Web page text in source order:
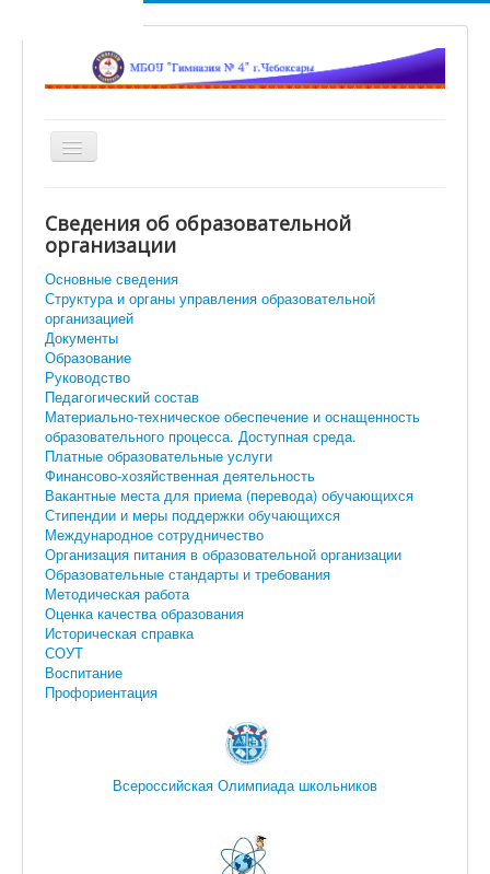
Включить/
выключить
Новости
Сетевой город
Ученикам
Помощь родителям и учителям
Достижения наших гимназистов
Объявления
Вход
Искать...
Искать
Сведения об образовательной
организации
Основные сведения
Структура и органы управления образовательной
организацией
Документы
Образование
Руководство
Педагогический состав
Материально-техническое обеспечение и оснащенность
образовательного процесса. Доступная среда.
Платные образовательные услуги
Финансово-хозяйственная деятельность
Вакантные места для приема (перевода) обучающихся
Стипендии и меры поддержки обучающихся
Международное сотрудничество
Организация питания в образовательной организации
Образовательные стандарты и требования
Методическая работа
Оценка качества образования
Историческая справка
СОУТ
Воспитание
Профориентация
Всероссийская Олимпиада школьников